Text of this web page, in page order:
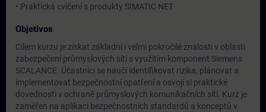
• Praktická cvičení s produkty SIMATIC NET
Objetivos
Cílem kurzu je získat základní i velmi pokročilé znalosti v oblasti
zabezpečení průmyslových sítí s využitím komponent Siemens
SCALANCE. Účastníci se naučí identifikovat rizika, plánovat a
implementovat bezpečnostní opatření a osvojí si praktické
dovednosti v ochraně průmyslových komunikačních sítí. Kurz je
zaměřen na aplikaci bezpečnostních standardů a konceptů v